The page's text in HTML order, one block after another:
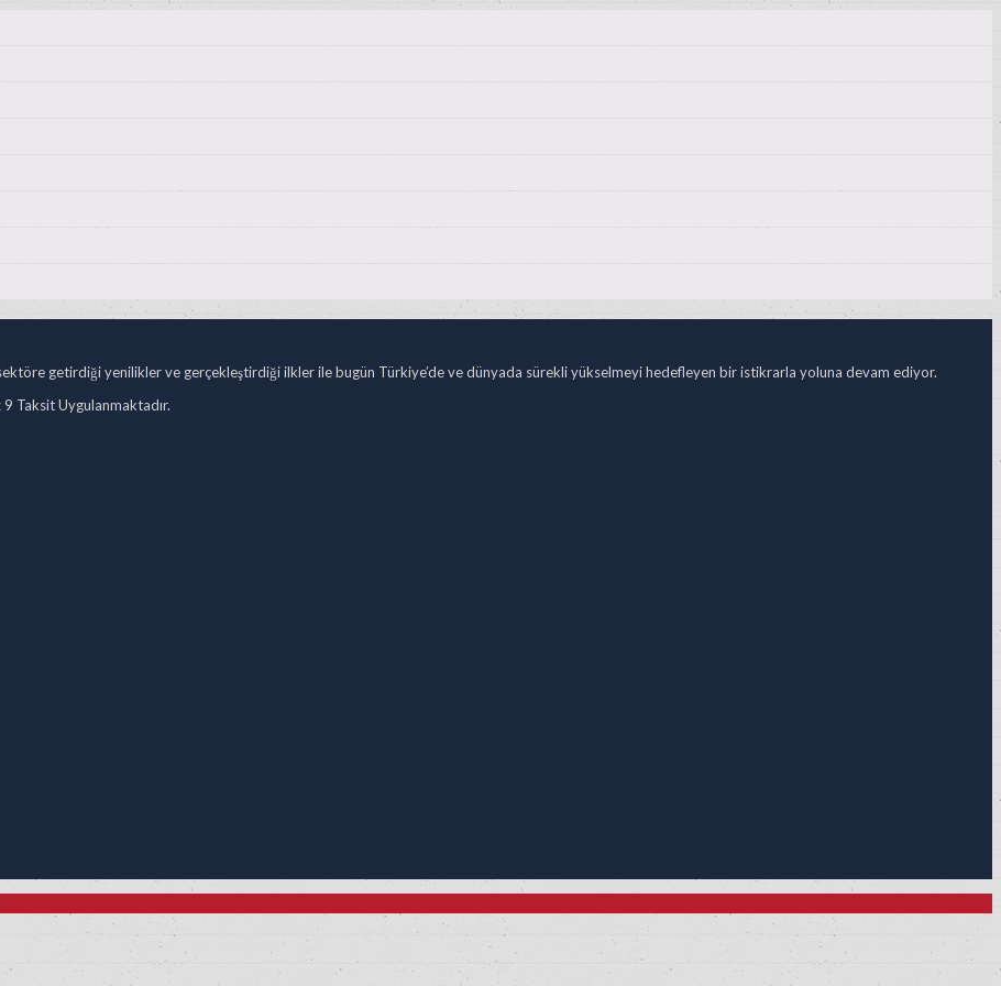
getirdiği yenilikler ve gerçekleştirdiği ilkler ile bugün Türkiye’de ve dünyada sürekli yükselmeyi hedefleyen bir istikrarla yoluna devam ediyor.
9 Taksit Uygulanmaktadır.